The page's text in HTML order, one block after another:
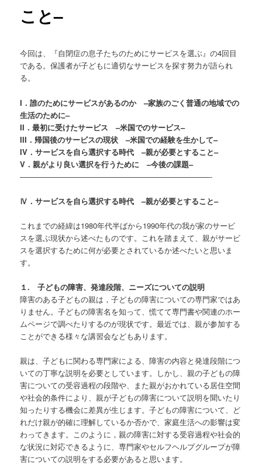
こと–
今回は、『自閉症の息子たちのためにサービスを選ぶ』の4回目
である。保護者が子どもに適切なサービスを探す努力が語られ
る。
I．誰のためにサービスがあるのか –家族のごく普通の地域での
生活のために–
II．最初に受けたサービス –米国でのサービス–
III．帰国後のサービスの現状 –米国での経験を生かして–
IV．サービスを自ら選択する時代 –親が必要とすること–
V．親がより良い選択を行うために –今後の課題–
—————————————————————————-
Ⅳ．サービスを自ら選択する時代 –親が必要とすること–
これまでの経緯は1980年代半ばから1990年代の我が家のサービ
スを選ぶ現状から述べたものです。これを踏まえて、親がサービ
スを選択するために何が必要とされているか述べたいと思いま
す。
１. 子どもの障害、発達段階、ニーズについての説明
障害のある子どもの親は，子どもの障害についての専門家ではあ
りません。子どもの障害名を知って、慌てて専門書や関連のホー
ムページで調べたりするのが現状です。最近では、親が参加する
ことができる様々な講習会などもあります。
親は、子どもに関わる専門家による、障害の内容と発達段階につ
いての丁寧な説明を必要としています。しかし、親の子どもの障
害についての受容過程の段階や、また親がおかれている居住空間
や社会的条件により、親が子どもの障害について説明を聞いたり
知ったりする機会に差異が生じます。子どもの障害について、ど
れだけ親が的確に理解しているか否かで、家庭生活への影響は変
わってきます。このように，親の障害に対する受容過程や社会的
な状況に対応できるように、専門家やセルフヘルプグループが障
害についての説明をする必要があると思います。